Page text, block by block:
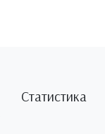
Статистика